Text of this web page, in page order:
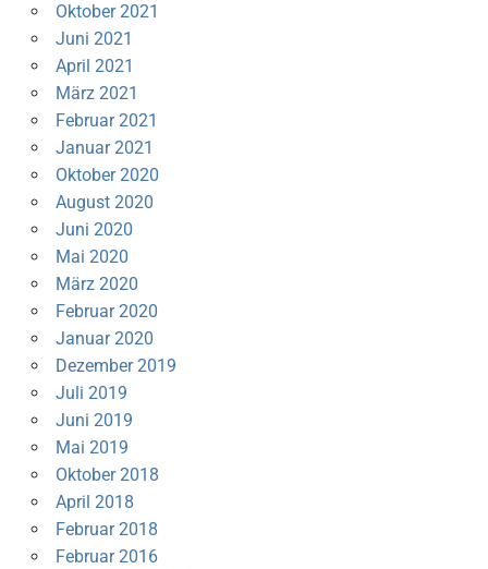
Oktober 2021
Juni 2021
April 2021
März 2021
Februar 2021
Januar 2021
Oktober 2020
August 2020
Juni 2020
Mai 2020
März 2020
Februar 2020
Januar 2020
Dezember 2019
Juli 2019
Juni 2019
Mai 2019
Oktober 2018
April 2018
Februar 2018
Februar 2016